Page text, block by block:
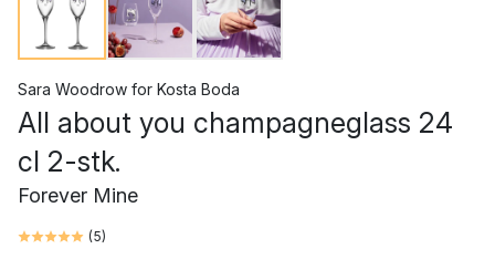
Sara Woodrow for Kosta Boda
All about you champagneglass 24
cl 2-stk.
Forever Mine
(5)